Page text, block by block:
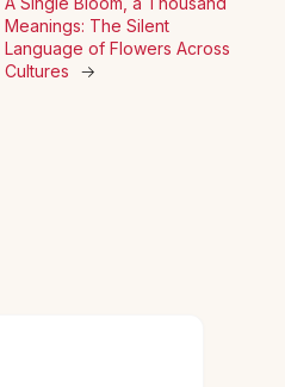
Meanings: The Silent
Language of Flowers Across
Cultures
→